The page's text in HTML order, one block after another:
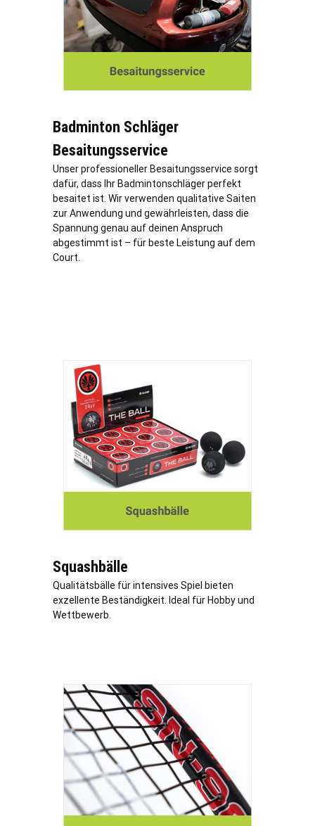
Badminton Schläger
Besaitungsservice
Unser professioneller Besaitungsservice sorgt
dafür, dass Ihr Badmintonschläger perfekt
besaitet ist. Wir verwenden qualitative Saiten
zur Anwendung und gewährleisten, dass die
Spannung genau auf deinen Anspruch
abgestimmt ist – für beste Leistung auf dem
Court.
Squashbälle
Qualitätsbälle für intensives Spiel bieten
exzellente Beständigkeit. Ideal für Hobby und
Wettbewerb.